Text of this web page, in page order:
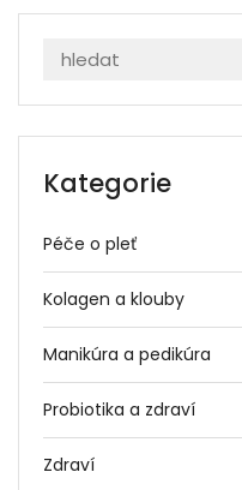
Kategorie
Péče o pleť
Kolagen a klouby
Manikúra a pedikúra
Probiotika a zdraví
Zdraví